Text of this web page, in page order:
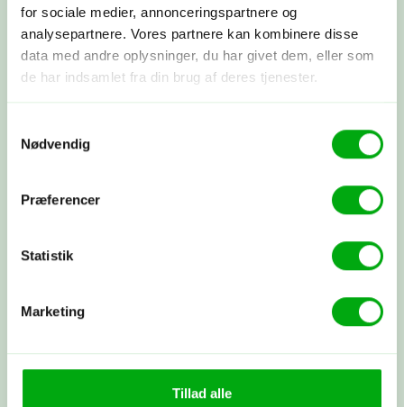
for sociale medier, annonceringspartnere og
analysepartnere. Vores partnere kan kombinere disse
data med andre oplysninger, du har givet dem, eller som
de har indsamlet fra din brug af deres tjenester.
Nødvendig
Præferencer
Statistik
Marketing
Tillad alle
Skræddersy din egen
rejse
deler vores viden og erfaringer. Bagefter får du et
skræddersyet rejseforslag. Hvis synes om det, går vi i
som vi har aftalt. Nu har du sammensat din helt egen
rejse med os i ryggen - og vi tager os af alt det
helt uforpligtende at få et tilbud.